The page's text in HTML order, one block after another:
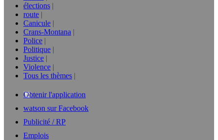
élections
route
Canicule
Crans-Montana
Police
Politique
Justice
Violence
Tous les thèmes
Obtenir l'application
watson sur Facebook
Publicité / RP
Emplois